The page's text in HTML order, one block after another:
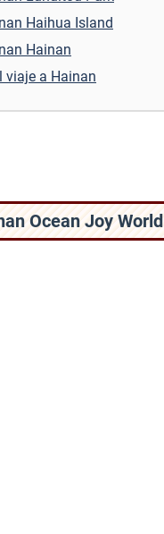
Haihua Island
Hainan
viaje a Hainan
Ocean Joy World